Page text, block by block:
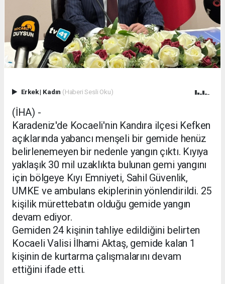
Erkek| Kadın (Haberi Sesli Oku)
(İHA) -
Karadeniz'de Kocaeli'nin Kandıra ilçesi Kefken
açıklarında yabancı menşeli bir gemide henüz
belirlenemeyen bir nedenle yangın çıktı. Kıyıya
yaklaşık 30 mil uzaklıkta bulunan gemi yangını
için bölgeye Kıyı Emniyeti, Sahil Güvenlik,
UMKE ve ambulans ekiplerinin yönlendirildi. 25
kişilik mürettebatın olduğu gemide yangın
devam ediyor.
Gemiden 24 kişinin tahliye edildiğini belirten
Kocaeli Valisi İlhami Aktaş, gemide kalan 1
kişinin de kurtarma çalışmalarını devam
ettiğini ifade etti.